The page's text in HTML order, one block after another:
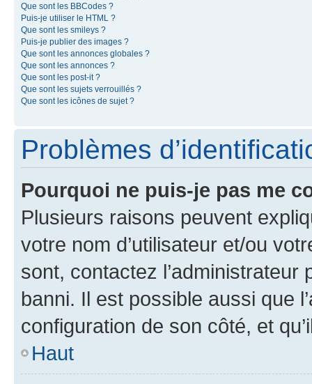
Que sont les BBCodes ?
Puis-je utiliser le HTML ?
Que sont les smileys ?
Puis-je publier des images ?
Que sont les annonces globales ?
Que sont les annonces ?
Que sont les post-it ?
Que sont les sujets verrouillés ?
Que sont les icônes de sujet ?
Problèmes
Pourquoi ne puis-je pas me
Plusieurs raisons peuvent
votre nom d’utilisateur et/ou
sont, contactez l’administrateur
banni. Il est possible aussi que
configuration de son côté, et
Haut